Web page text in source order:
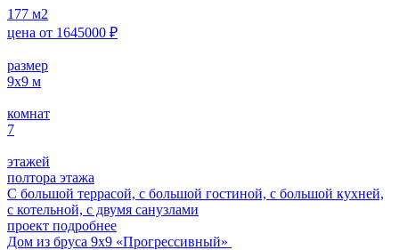
177 м2
цена от 1645000 ₽
размер
9x9 м
комнат
7
этажей
полтора этажа
С большой террасой, с большой гостиной, с большой кухней,
с котельной, с двумя санузлами
проект подробнее
Дом из бруса 9х9 «Прогрессивный»